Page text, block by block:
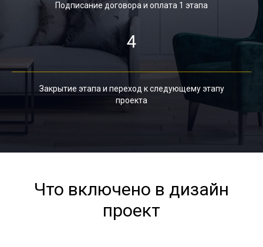
Подписание договора и оплата 1 этапа
4
Закрытие этапа и переход к следующему этапу
проекта
Что включено в дизайн
проект